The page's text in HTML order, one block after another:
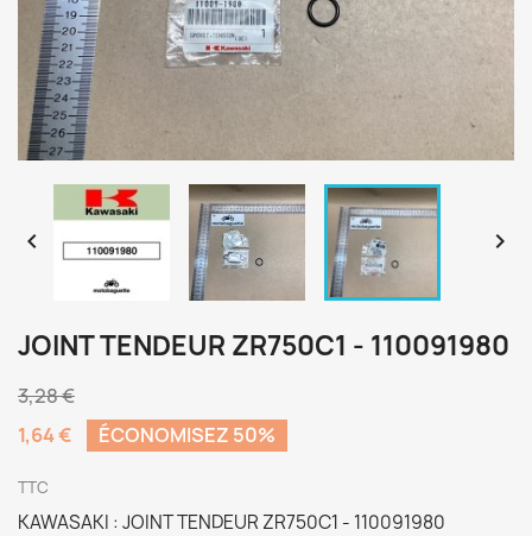
 
JOINT TENDEUR ZR750C1 - 110091980
3,28 €
1,64 €
ÉCONOMISEZ 50%
TTC
KAWASAKI : JOINT TENDEUR ZR750C1 - 110091980